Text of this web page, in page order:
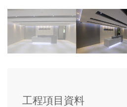
工程項目資料